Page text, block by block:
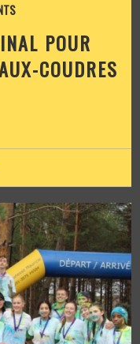
POUR
COUDRES